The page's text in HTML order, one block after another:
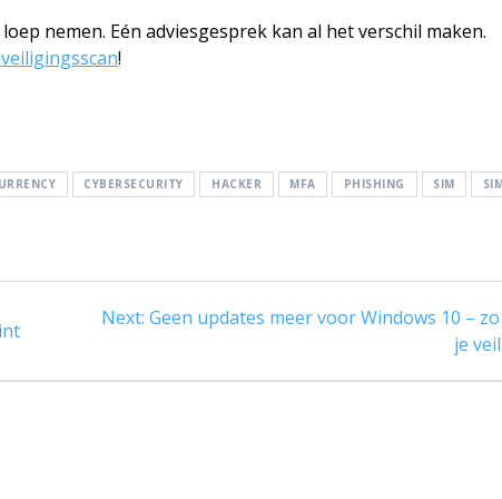
nemen. Eén adviesgesprek kan al het verschil maken.
!
CYBERSECURITY HACKER MFA PHISHING SIM
Next: Next
Geen updates meer voor Windows 10 –
je